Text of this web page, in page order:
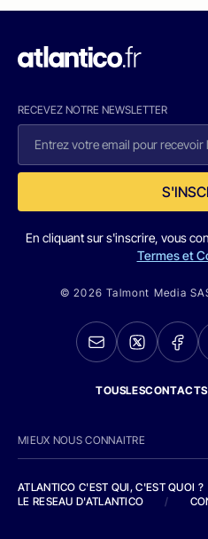
RECEVEZ NOTRE NEWSLETTER
En cliquant sur s'inscrire, vous
Termes et
© 2026 Talmont Media
MIEUX NOUS CONNAITRE
ATLANTICO C'EST QUI, C'EST QUOI ?
LE RESEAU D'ATLANTICO
/